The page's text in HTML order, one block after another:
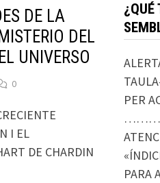
DE LA
DEL
UNIVERSO
0
I EL
DE CHARDIN
¿QUÉ
PER
PARA